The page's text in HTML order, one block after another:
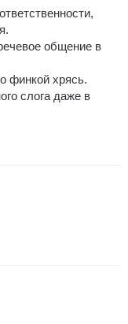
общение в
финкой хрясь.
слога даже в